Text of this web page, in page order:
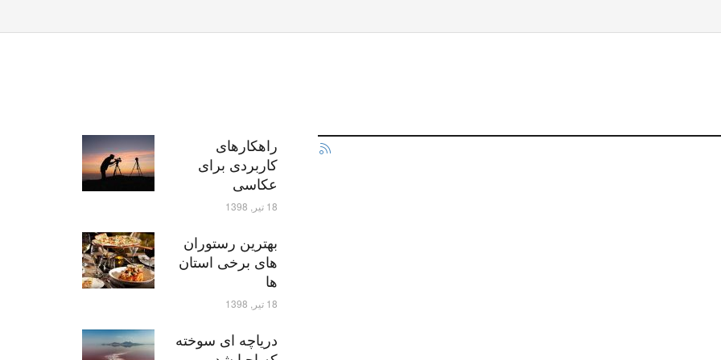
راهکارهای
کاربردی برای
عکاسی
18 تیر, 1398
بهترین رستوران
های برخی استان
ها
18 تیر, 1398
دریاچه ای سوخته